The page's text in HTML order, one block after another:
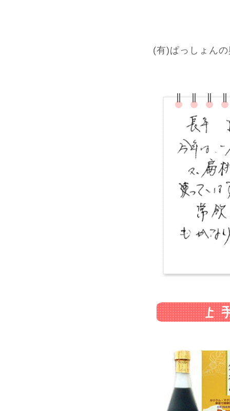
(有)ぱっしょん